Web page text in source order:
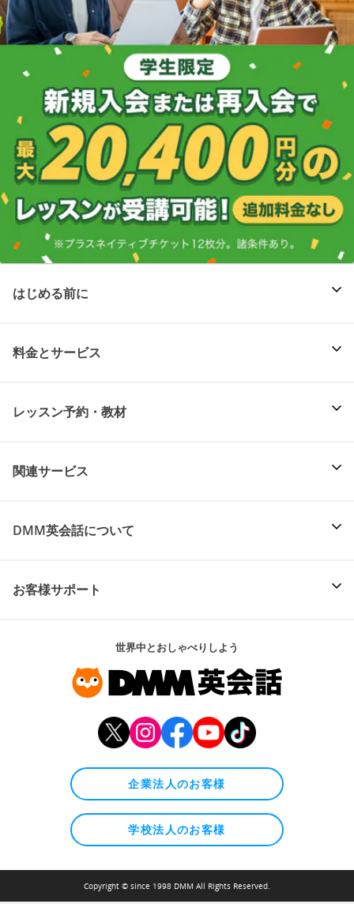
はじめる前に
料金とサービス
レッスン予約・教材
関連サービス
DMM英会話について
お客様サポート
世界中とおしゃべりしよう
企業法人のお客様
学校法人のお客様
Copyright © since 1998 DMM All Rights Reserved.